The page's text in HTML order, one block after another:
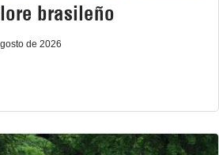
brasileño
de 2026